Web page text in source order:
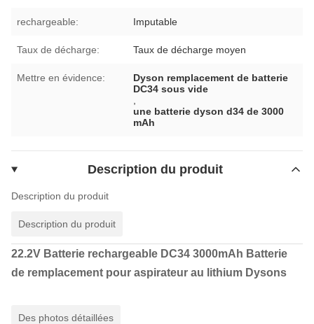
rechargeable: Imputable
Taux de décharge: Taux de décharge moyen
Mettre en évidence:
Dyson remplacement de batterie
DC34 sous vide
une batterie dyson d34 de 3000
mAh
Description du produit
Description du produit
Description du produit
22.2V Batterie rechargeable DC34 3000mAh Batterie
de remplacement pour aspirateur au lithium Dysons
Des photos détaillées